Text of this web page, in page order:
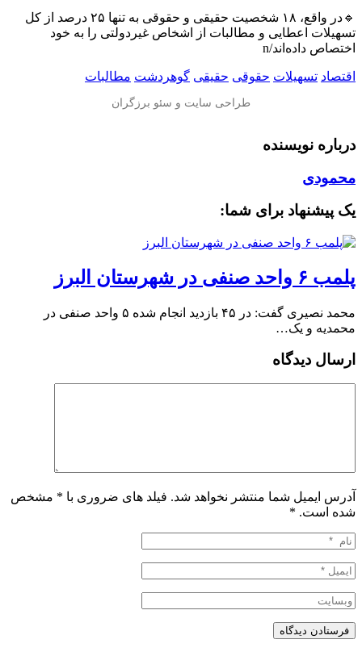
🔹در واقع، ۱۸ شخصیت حقیقی و حقوقی به تنها ۲۵ درصد از کل
تسهیلات اعطایی و مطالبات از اشخاص غیردولتی را به خود
اختصاص داده‌اند/n
اقتصاد تسهیلات حقوقی حقیقی گوهردشت مطالبات
درباره نویسنده
محمودی
یک پیشنهاد برای شما:
پلمب ۶ واحد صنفی در شهرستان البرز
محمد نصیری گفت: در ۴۵ بازدید انجام شده ۵ واحد صنفی در
محمدیه و یک…
ارسال دیدگاه
آدرس ایمیل شما منتشر نخواهد شد. فیلد های ضروری با * مشخص
شده است. *